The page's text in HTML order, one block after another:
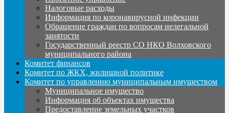
Налоговые расходы
Информация по коронавирусной инфекции
Обращение граждан по вопросам нелегальной
занятости
Государственный реестр СО НКО Волховского
муниципального района
Комитет финансов
Комитет по ЖКХ, жилищной политике
Комитет по управлению муниципальным имуществом
Муниципальное имущество
Информация об объектах имущества
Предоставление земельных участков